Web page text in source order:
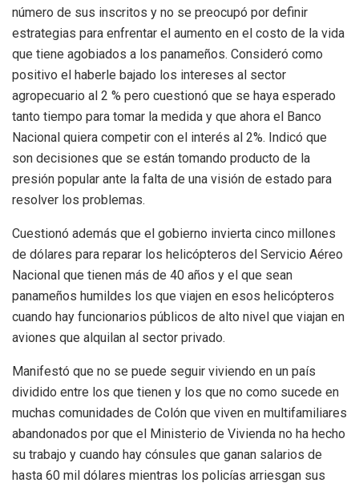
número de sus inscritos y no se preocupó por definir
estrategias para enfrentar el aumento en el costo de la vida
que tiene agobiados a los panameños. Consideró como
positivo el haberle bajado los intereses al sector
agropecuario al 2 % pero cuestionó que se haya esperado
tanto tiempo para tomar la medida y que ahora el Banco
Nacional quiera competir con el interés al 2%. Indicó que
son decisiones que se están tomando producto de la
presión popular ante la falta de una visión de estado para
resolver los problemas.
Cuestionó además que el gobierno invierta cinco millones
de dólares para reparar los helicópteros del Servicio Aéreo
Nacional que tienen más de 40 años y el que sean
panameños humildes los que viajen en esos helicópteros
cuando hay funcionarios públicos de alto nivel que viajan en
aviones que alquilan al sector privado.
Manifestó que no se puede seguir viviendo en un país
dividido entre los que tienen y los que no como sucede en
muchas comunidades de Colón que viven en multifamiliares
abandonados por que el Ministerio de Vivienda no ha hecho
su trabajo y cuando hay cónsules que ganan salarios de
hasta 60 mil dólares mientras los policías arriesgan sus